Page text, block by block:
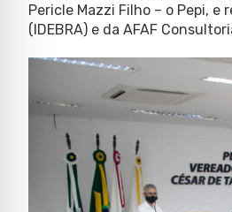
Pericle Mazzi Filho – o Pepi,
(IDEBRA) e da AFAF